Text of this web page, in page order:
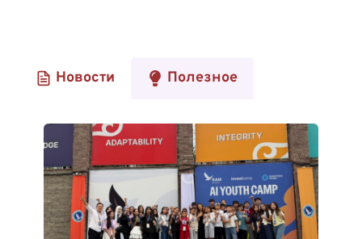
Новости Полезное